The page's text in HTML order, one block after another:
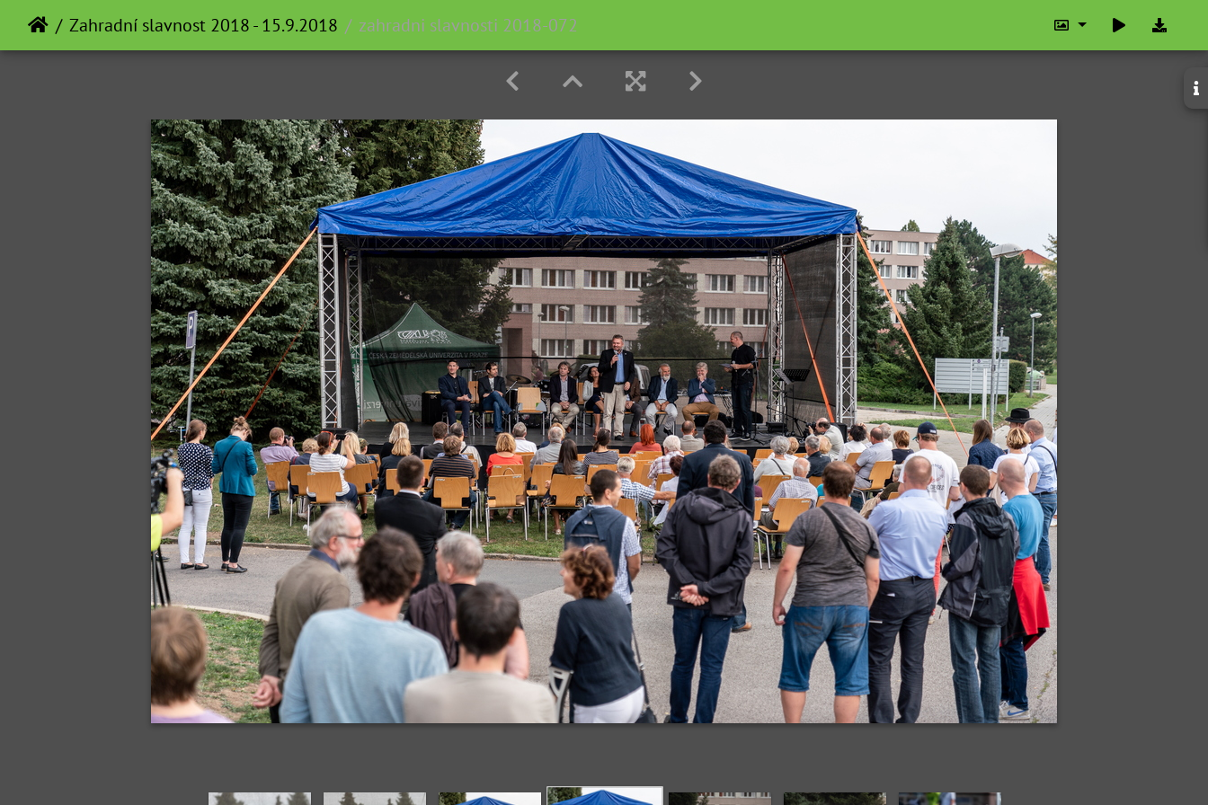
Zahradní slavnost 2018 - 15.9.2018 zahradni slavnosti 2018-072